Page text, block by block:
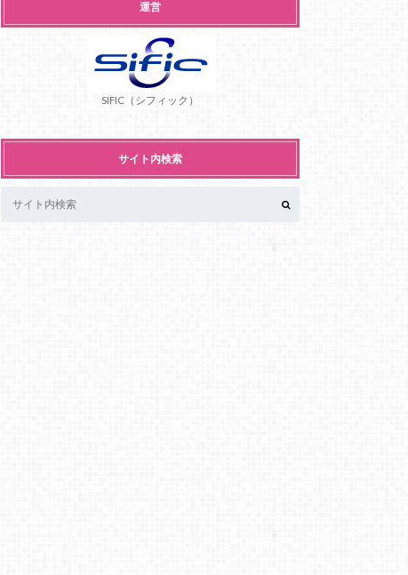
運営
SIFIC（シフィック）
サイト内検索